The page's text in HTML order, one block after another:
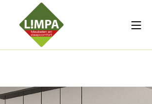
Regenschut
Fettsauren Dekemax Kapselmed
Netzfenste Insektensc